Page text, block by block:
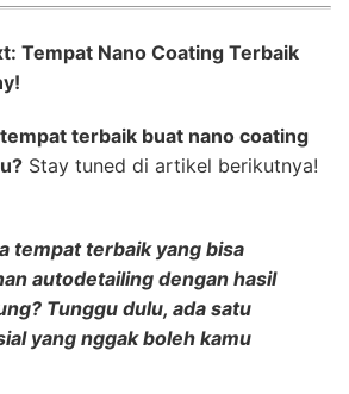
Tempat Nano Coating Terbaik
terbaik buat nano coating
Stay tuned di artikel berikutnya!
tempat terbaik yang bisa
autodetailing dengan hasil
Tunggu dulu, ada satu
yang nggak boleh kamu